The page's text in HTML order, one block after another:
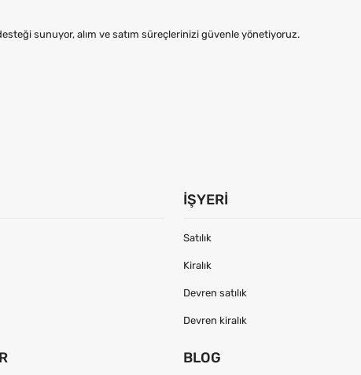
sunuyor, alım ve satım süreçlerinizi güvenle yönetiyoruz.
İŞYERI
Satılık
Kiralık
Devren satılık
Devren kiralık
BLOG